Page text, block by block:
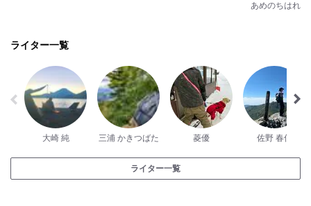
あめのちはれ
ライター一覧
大崎 純 三浦 かきつばた 菱優 佐野 春佳
ライター一覧